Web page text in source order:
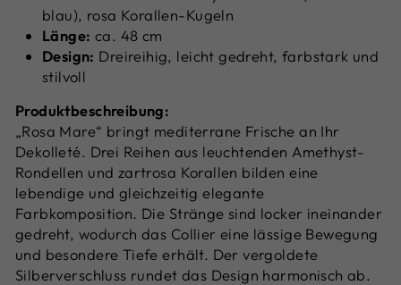
blau), rosa Korallen-Kugeln
Länge: ca. 48 cm
Design: Dreireihig, leicht gedreht, farbstark und
stilvoll
Produktbeschreibung:
„Rosa Mare“ bringt mediterrane Frische an Ihr
Dekolleté. Drei Reihen aus leuchtenden Amethyst-
Rondellen und zartrosa Korallen bilden eine
lebendige und gleichzeitig elegante
Farbkomposition. Die Stränge sind locker ineinander
gedreht, wodurch das Collier eine lässige Bewegung
und besondere Tiefe erhält. Der vergoldete
Silberverschluss rundet das Design harmonisch ab.